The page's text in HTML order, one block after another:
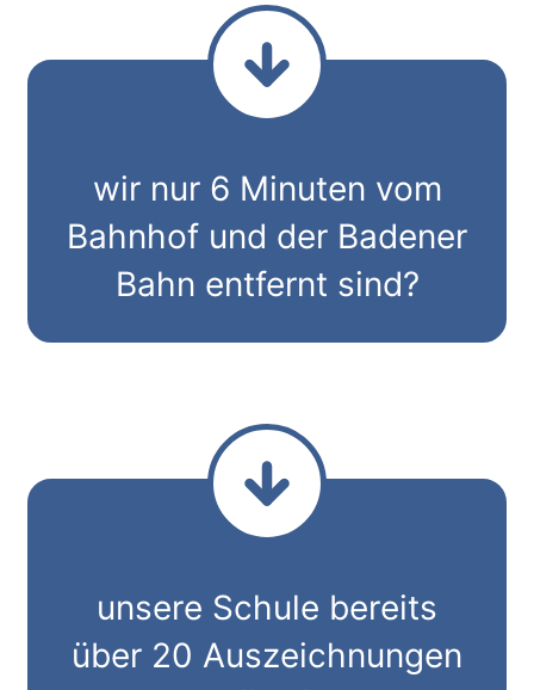
wir nur 6 Minuten vom
Bahnhof und der Badener
Bahn entfernt sind?
unsere Schule bereits
über 20 Auszeichnungen